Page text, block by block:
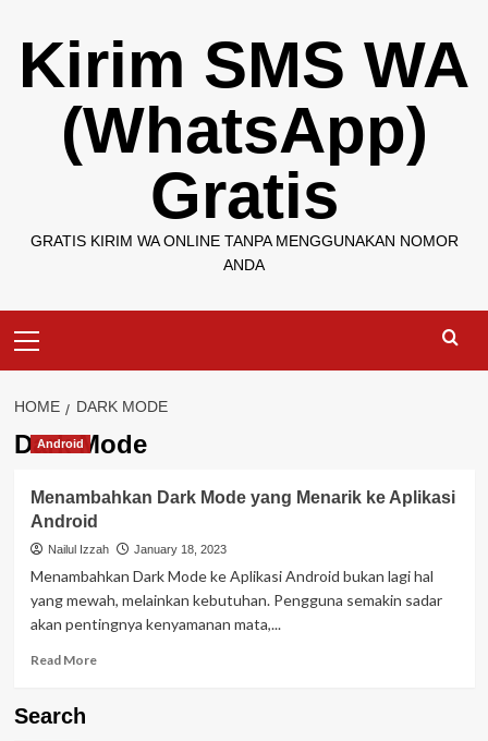
content
Kirim SMS WA
(WhatsApp)
Gratis
GRATIS KIRIM WA ONLINE TANPA MENGGUNAKAN NOMOR
ANDA
Menu
HOME DARK MODE
Dark Mode
Android
Menambahkan Dark Mode yang Menarik ke Aplikasi
Android
Nailul Izzah January 18, 2023
Menambahkan Dark Mode ke Aplikasi Android bukan lagi hal
yang mewah, melainkan kebutuhan. Pengguna semakin sadar
akan pentingnya kenyamanan mata,...
Read MoreRead
Search